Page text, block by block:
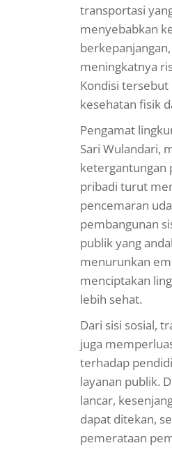
transportasi
menyebabkan
meningkatnya
Kondisi
kesehatan fisik
Pengamat
Sari Wulandari,
ketergantungan
pribadi turut
pencemaran
pembangunan
publik yang
menurunkan
menciptakan
lebih sehat.
Dari sisi sosial,
juga
terhadap
layanan publik.
lancar,
dapat ditekan,
pemerataan